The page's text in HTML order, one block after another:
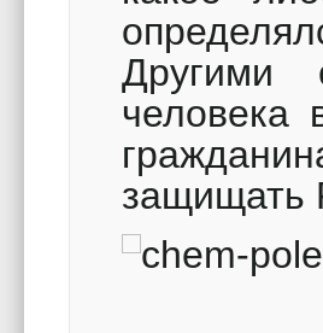
Другими
человека
защищать